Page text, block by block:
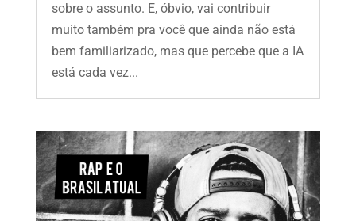
sobre o assunto. E, óbvio, vai contribuir
muito também pra você que ainda não está
bem familiarizado, mas que percebe que a IA
está cada vez...